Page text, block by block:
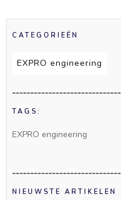
CATEGORIEËN
EXPRO engineering
TAGS:
EXPRO engineering
NIEUWSTE ARTIKELEN